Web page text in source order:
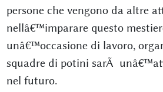
persone che vengono da altre
nellâ€™imparare questo
unâ€™occasione di lavoro,
squadre di potini sarÃ
nel futuro.